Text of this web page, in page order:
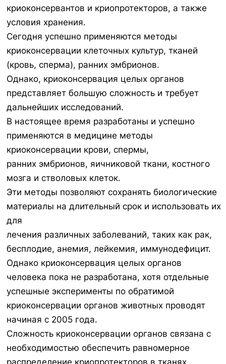
криоконсервантов и криопротекторов, а также
условия хранения.
Сегодня успешно применяются методы
криоконсервации клеточных культур, тканей
(кровь, сперма), ранних эмбрионов.
Однако, криоконсервация целых органов
представляет большую сложность и требует
дальнейших исследований.
В настоящее время разработаны и успешно
применяются в медицине методы
криоконсервации крови, спермы,
ранних эмбрионов, яичниковой ткани, костного
мозга и стволовых клеток.
Эти методы позволяют сохранять биологические
материалы на длительный срок и использовать их
для
лечения различных заболеваний, таких как рак,
бесплодие, анемия, лейкемия, иммунодефицит.
Однако криоконсервация целых органов
человека пока не разработана, хотя отдельные
успешные эксперименты по обратимой
криоконсервации органов животных проводят
начиная с 2005 года.
Сложность криоконсервации органов связана с
необходимостью обеспечить равномерное